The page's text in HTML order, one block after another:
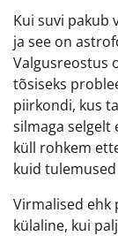
Kui suvi pakub
ja see on
Valgusreostus
tõsiseks
piirkondi, kus
silmaga selgelt
küll rohkem
kuid
Virmalised ehk
külaline, kui